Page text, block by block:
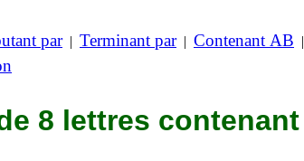
par| Terminant par| Contenant AB |
8 lettres contenant